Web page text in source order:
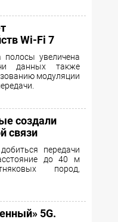
Wi-Fi 7
увеличена
данных также
модуляции
создали
связи
передачи
до 40 м
пород,
5G.